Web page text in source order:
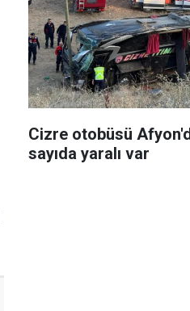
Cizre otobüsü
sayıda yaralı var